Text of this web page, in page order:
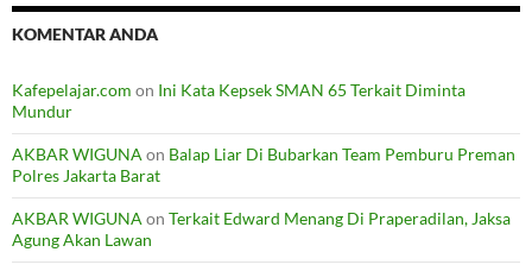
KOMENTAR ANDA
Kafepelajar.com on Ini Kata Kepsek SMAN 65 Terkait Diminta
Mundur
AKBAR WIGUNA on Balap Liar Di Bubarkan Team Pemburu Preman
Polres Jakarta Barat
AKBAR WIGUNA on Terkait Edward Menang Di Praperadilan, Jaksa
Agung Akan Lawan